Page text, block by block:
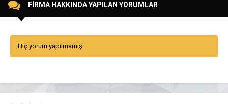
FİRMA HAKKINDA YAPILAN YORUMLAR
Hiç yorum yapılmamış.